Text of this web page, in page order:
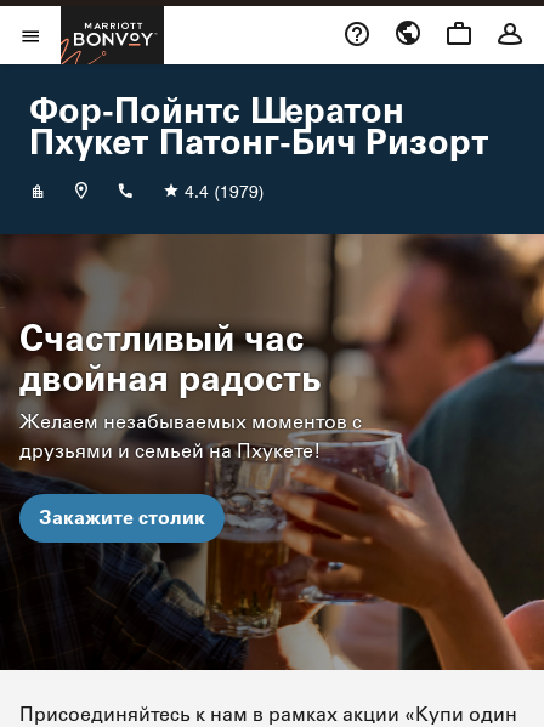
Skip to Content
Открыть меню
Marriott Bonvoy
Фор-Пойнтс Шератон
Пхукет Патонг-Бич Ризорт
+6676645999
4.4 (1979)
Счастливый час
двойная радость
Желаем незабываемых моментов с
друзьями и семьей на Пхукете!
Закажите столик
Присоединяйтесь к нам в рамках акции «Купи один